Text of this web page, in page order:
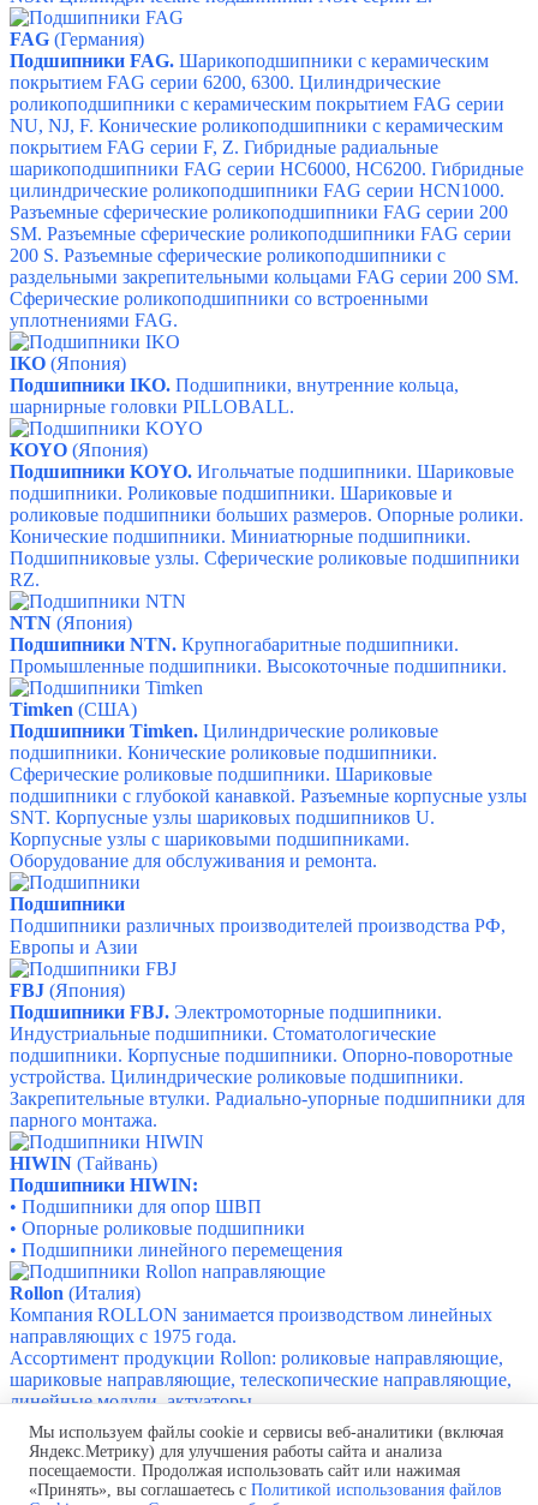
FAG (Германия)
Подшипники FAG. Шарикоподшипники с керамическим
покрытием FAG серии 6200, 6300. Цилиндрические
роликоподшипники с керамическим покрытием FAG серии
NU, NJ, F. Конические роликоподшипники с керамическим
покрытием FAG серии F, Z. Гибридные радиальные
шарикоподшипники FAG серии HC6000, HC6200. Гибридные
цилиндрические роликоподшипники FAG серии HCN1000.
Разъемные сферические роликоподшипники FAG серии 200
SM. Разъемные сферические роликоподшипники FAG серии
200 S. Разъемные сферические роликоподшипники с
раздельными закрепительными кольцами FAG серии 200 SM.
Сферические роликоподшипники со встроенными
уплотнениями FAG.
IKO (Япония)
Подшипники IKO. Подшипники, внутренние кольца,
шарнирные головки PILLOBALL.
KOYO (Япония)
Подшипники KOYO. Игольчатые подшипники. Шариковые
подшипники. Роликовые подшипники. Шариковые и
роликовые подшипники больших размеров. Опорные ролики.
Конические подшипники. Миниатюрные подшипники.
Подшипниковые узлы. Сферические роликовые подшипники
RZ.
NTN (Япония)
Подшипники NTN. Крупногабаритные подшипники.
Промышленные подшипники. Высокоточные подшипники.
Timken (США)
Подшипники Timken. Цилиндрические роликовые
подшипники. Конические роликовые подшипники.
Сферические роликовые подшипники. Шариковые
подшипники с глубокой канавкой. Разъемные корпусные узлы
SNT. Корпусные узлы шариковых подшипников U.
Корпусные узлы с шариковыми подшипниками.
Оборудование для обслуживания и ремонта.
Подшипники
Подшипники различных производителей производства РФ,
Европы и Азии
FBJ (Япония)
Подшипники FBJ. Электромоторные подшипники.
Индустриальные подшипники. Стоматологические
подшипники. Корпусные подшипники. Опорно-поворотные
устройства. Цилиндрические роликовые подшипники.
Закрепительные втулки. Радиально-упорные подшипники для
парного монтажа.
HIWIN (Тайвань)
Подшипники HIWIN:
• Подшипники для опор ШВП
• Опорные роликовые подшипники
• Подшипники линейного перемещения
Rollon (Италия)
Компания ROLLON занимается производством линейных
направляющих с 1975 года.
Ассортимент продукции Rollon: роликовые направляющие,
шариковые направляющие, телескопические направляющие,
линейные модули, актуаторы
Производство и поставка шинных мостов.
Проект бесплатно! Быстро и всрок!Монтаж "под ключ"!
Мы используем файлы cookie и сервисы веб-аналитики (включая
Яндекс.Метрику) для улучшения работы сайта и анализа
посещаемости. Продолжая использовать сайт или нажимая
«Принять», вы соглашаетесь с Политикой использования файлов